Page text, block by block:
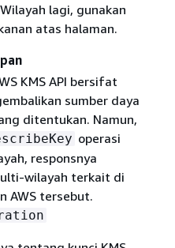
lagi, gunakan
atas halaman.
KMS API bersifat
sumber daya
ditentukan. Namun,
operasi
responsnya
wilayah terkait di
AWS tersebut.